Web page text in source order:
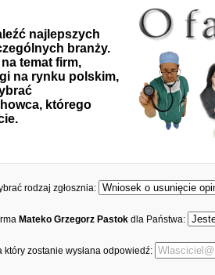
najlepszych
branży.
temat firm,
na rynku polskim,
którego
rodzaj zgłosznia:
Mateko Grzegorz Pastok dla Państwa:
który zostanie wysłana odpowiedź: